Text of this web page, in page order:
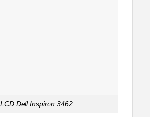
LCD Dell Inspiron 3462